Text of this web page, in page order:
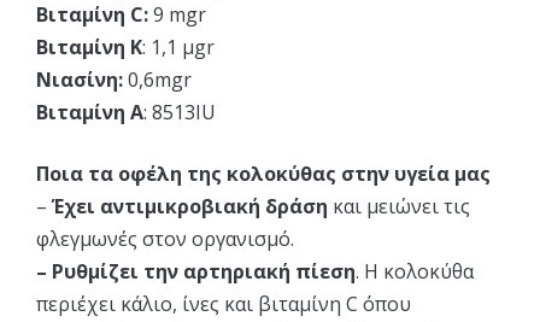
Βιταμίνη C:9 mgr
Βιταμίνη Κ: 1,1 μgr
Νιασίνη:0,6mgr
Βιταμίνη Α: 8513IU
Ποια τα οφέλη της κολοκύθας στην υγεία μας
–Έχει αντιμικροβιακή δράση και μειώνει τις
φλεγμωνές στον οργανισμό.
– Ρυθμίζει την αρτηριακή πίεση. Η κολοκύθα
περιέχει κάλιο, ίνες και βιταμίνη C όπου